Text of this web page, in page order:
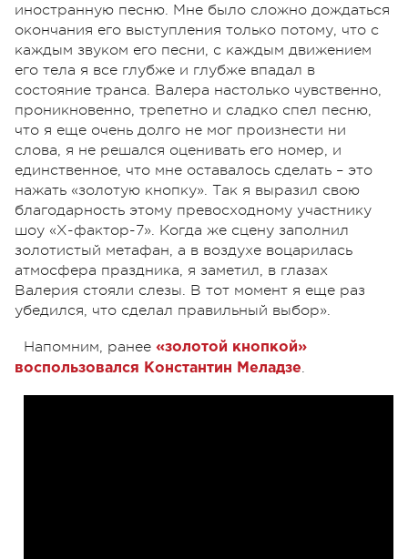
иностранную песню. Мне было сложно дождаться
окончания его выступления только потому, что с
каждым звуком его песни, с каждым движением
его тела я все глубже и глубже впадал в
состояние транса. Валера настолько чувственно,
проникновенно, трепетно и сладко спел песню,
что я еще очень долго не мог произнести ни
слова, я не решался оценивать его номер, и
единственное, что мне оставалось сделать – это
нажать «золотую кнопку». Так я выразил свою
благодарность этому превосходному участнику
шоу «Х-фактор-7». Когда же сцену заполнил
золотистый метафан, а в воздухе воцарилась
атмосфера праздника, я заметил, в глазах
Валерия стояли слезы. В тот момент я еще раз
убедился, что сделал правильный выбор».
Напомним, ранее «золотой кнопкой»
воспользовался Константин Меладзе.